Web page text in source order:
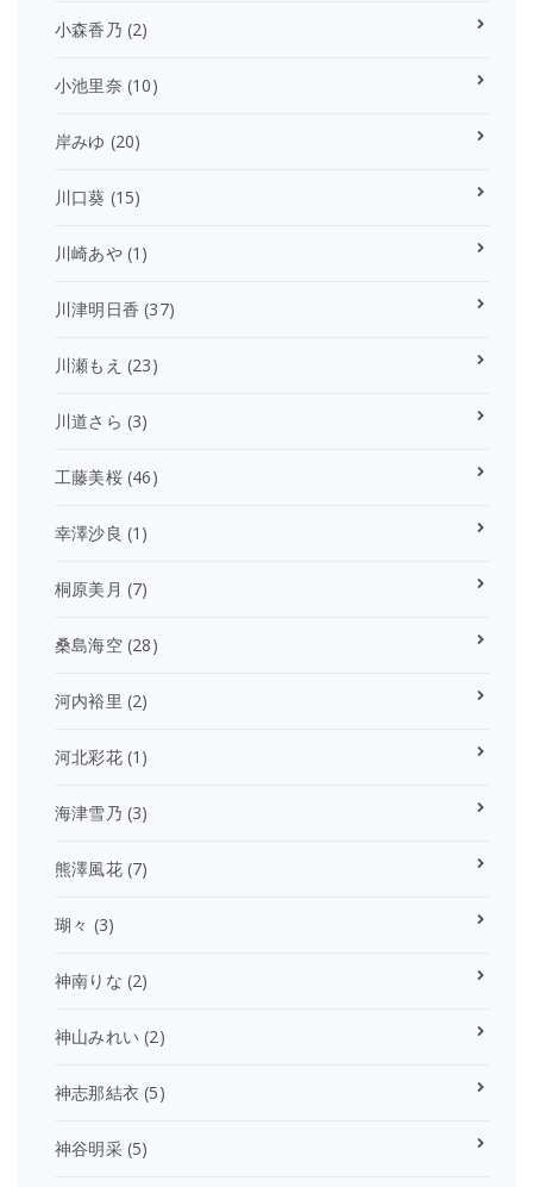
小森香乃 (2)
小池里奈 (10)
岸みゆ (20)
川口葵 (15)
川崎あや(1)
川津明日香 (37)
川瀬もえ (23)
川道さら (3)
工藤美桜(46)
幸澤沙良 (1)
桐原美月 (7)
桑島海空(28)
河内裕里 (2)
河北彩花(1)
海津雪乃 (3)
熊澤風花(7)
瑚々 (3)
神南りな (2)
神山みれい (2)
神志那結衣 (5)
神谷明采(5)